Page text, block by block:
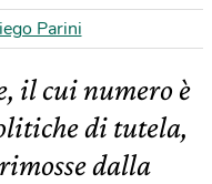
Parini
il cui numero è
di tutela,
dalla